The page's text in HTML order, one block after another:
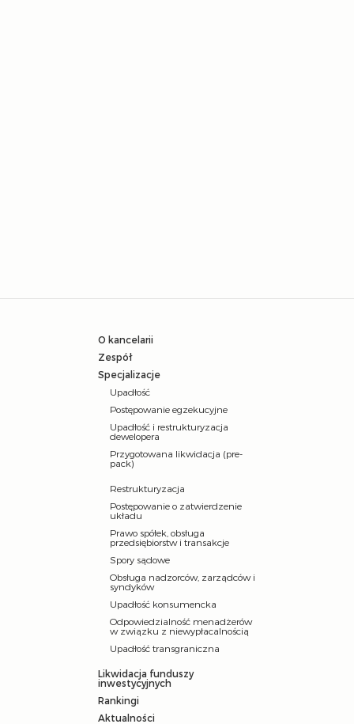
O kancelarii
Zespół
Specjalizacje
Upadłość
Postępowanie egzekucyjne
Upadłość i restrukturyzacja
dewelopera
Przygotowana likwidacja (pre-
pack)
Restrukturyzacja
Postępowanie o zatwierdzenie
układu
Prawo spółek, obsługa
przedsiębiorstw i transakcje
Spory sądowe
Obsługa nadzorców, zarządców i
syndyków
Upadłość konsumencka
Odpowiedzialność menadżerów
w związku z niewypłacalnością
Upadłość transgraniczna
Likwidacja funduszy
inwestycyjnych
Rankingi
Aktualności